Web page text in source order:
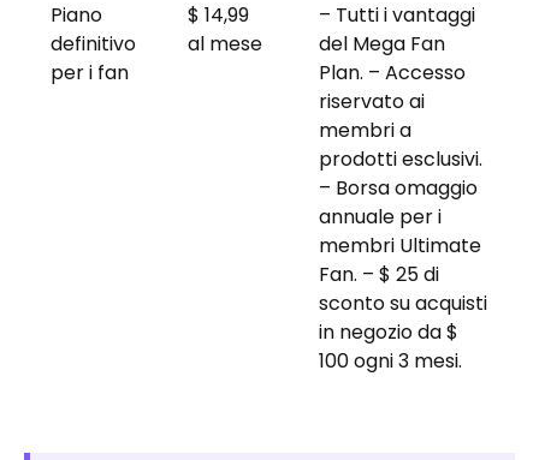
Piano
definitivo
per i fan
$ 14,99
al mese
– Tutti i vantaggi
del Mega Fan
Plan. – Accesso
riservato ai
membri a
prodotti esclusivi.
– Borsa omaggio
annuale per i
membri Ultimate
Fan. – $ 25 di
sconto su acquisti
in negozio da $
100 ogni 3 mesi.